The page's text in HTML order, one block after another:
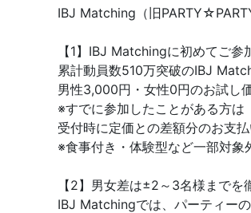
IBJ Matching（旧
【1】IBJ Matchingに初めてご参
累計動員数510万突破のIBJ
男性3,000円・女性0円のお試し
※すでに参加したことがある方は
受付時に定価との差額分のお支払
※食事付き・体験型など一部対象
【2】男女差は±2～3名様までを
IBJ Matchingでは、パーティー